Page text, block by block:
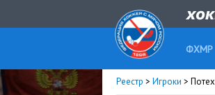
ФХМР
Реестр > Игроки >